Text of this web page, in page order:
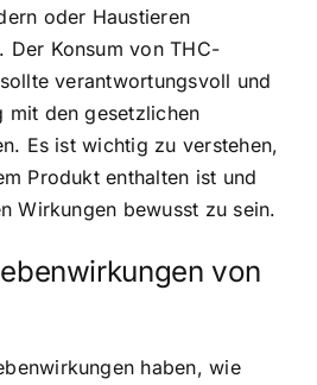
oder Haustieren
Der Konsum von THC-
verantwortungsvoll und
mit den gesetzlichen
Es ist wichtig zu verstehen,
Produkt enthalten ist und
Wirkungen bewusst zu sein.
von
haben, wie